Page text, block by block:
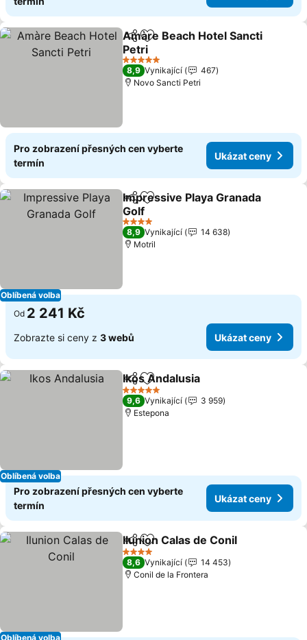
SdíletPřidat na seznam oblíbených
Amàre Beach Hotel Sancti
Petri
Ukázat ceny
5 Počet hvězdiček
8,9 Vynikající
467
Novo Sancti Petri
Pro zobrazení přesných cen vyberte
termín
Ukázat ceny
Oblíbená volba
SdíletPřidat na seznam oblíbených
Impressive Playa Granada
Golf
Ukázat ceny
4 Počet hvězdiček
8,9 Vynikající
14 638
Motril
Od 2 241 Kč
Zobrazte si ceny z 3 webů Ukázat ceny
Oblíbená volba
SdíletPřidat na seznam oblíbených
Ikos Andalusia
5 Počet hvězdiček
9,6 Vynikající
3 959
Estepona
Pro zobrazení přesných cen vyberte
termín
Ukázat ceny
Oblíbená volba
SdíletPřidat na seznam oblíbených
Ilunion Calas de Conil
4 Počet hvězdiček
8,6 Vynikající
14 453
Conil de la Frontera